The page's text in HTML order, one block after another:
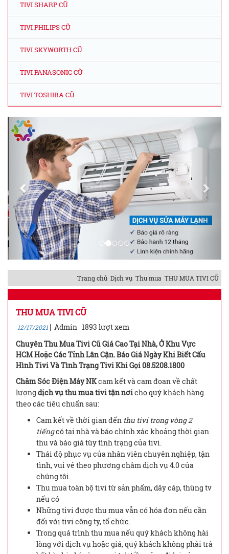
TIVI SHARP CŨ
TIVI PHILIPS CŨ
TIVI SKYWORTH CŨ
TIVI PANASONIC CŨ
TIVI TOSHIBA CŨ
Previous Next
Trang chủ Dịch vụ Thu mua THU MUA TIVI CŨ
THU MUA TIVI CŨ
12/17/2021 | Admin 1893 lượt xem
Chuyên Thu Mua Tivi Cũ Giá Cao Tại Nhà, Ở Khu Vực
HCM Hoặc Các Tỉnh Lân Cận. Báo Giá Ngày Khi Biết Cấu
Hình Tivi Và Tình Trạng Tivi Khi Gọi 08.5208.1800
Chăm Sóc Điện Máy NKcam kết và cam đoan về chất
lượng dịch vụ thu mua tivi tận nơicho quý khách hàng
theo các tiêu chuẩn sau:
Cam kết về thời gian đến thu tivi trong vòng 2
tiếngcó tại nhà và báo chính xác khoảng thời gian
thu và báo giá tùy tình trạng của tivi.
Thái độ phục vụ của nhân viên chuyên nghiệp, tận
tình, vui vẻ theo phương châm dịch vụ 4.0 của
chúng tôi.
Thu mua toàn bộ tivi từ sản phẩm, dây cáp, thùng tv
nếu có
Những tivi được thu mua vẫn có hóa đơn nếu cần
đối với tivi công ty, tổ chức.
Trong quá trình thu mua nếu quý khách không hài
lòng với dịch vụ hoặc giá, quý khách không phải trả